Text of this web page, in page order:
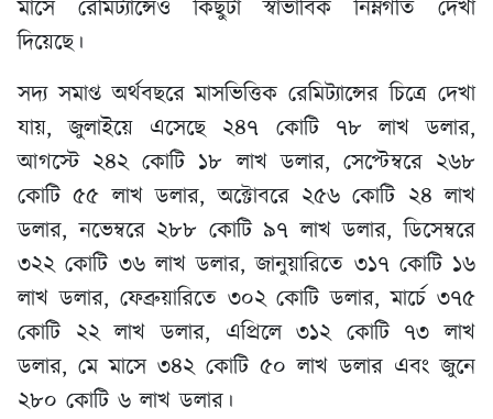
মাসে রেমিট্যান্সেও কিছুটা স্বাভাবিক নিম্নগতি দেখা
দিয়েছে।
সদ্য সমাপ্ত অর্থবছরে মাসভিত্তিক রেমিট্যান্সের চিত্রে দেখা
যায়, জুলাইয়ে এসেছে ২৪৭ কোটি ৭৮ লাখ ডলার,
আগস্টে ২৪২ কোটি ১৮ লাখ ডলার, সেপ্টেম্বরে ২৬৮
কোটি ৫৫ লাখ ডলার, অক্টোবরে ২৫৬ কোটি ২৪ লাখ
ডলার, নভেম্বরে ২৮৮ কোটি ৯৭ লাখ ডলার, ডিসেম্বরে
৩২২ কোটি ৩৬ লাখ ডলার, জানুয়ারিতে ৩১৭ কোটি ১৬
লাখ ডলার, ফেব্রুয়ারিতে ৩০২ কোটি ডলার, মার্চে ৩৭৫
কোটি ২২ লাখ ডলার, এপ্রিলে ৩১২ কোটি ৭৩ লাখ
ডলার, মে মাসে ৩৪২ কোটি ৫০ লাখ ডলার এবং জুনে
২৮০ কোটি ৬ লাখ ডলার।